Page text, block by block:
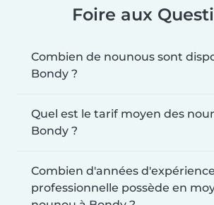
Foire aux
Combien de nounous sont
Bondy ?
Quel est le tarif moyen des
Bondy ?
Combien d'années d'expérience
professionnelle possède en